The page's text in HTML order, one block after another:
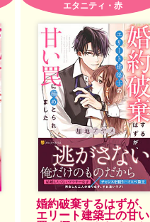
エタニティ・赤
婚約破棄するはずが、
エリート建築士の甘い